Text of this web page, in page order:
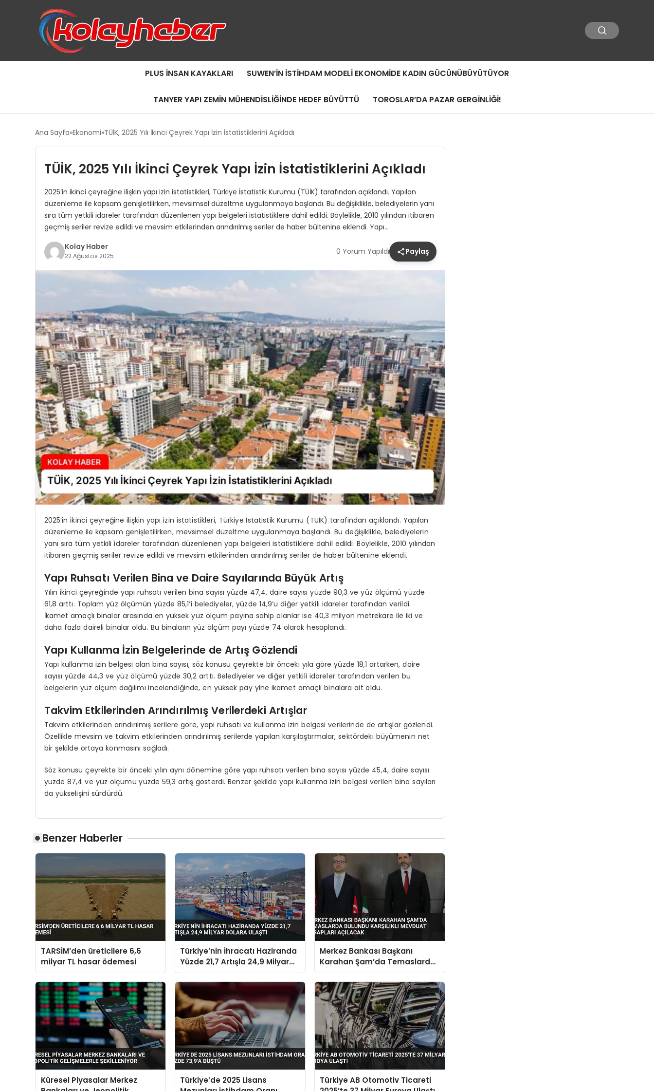
PLUS İNSAN KAYAKLARI SUWEN’IN İSTIHDAM MODELI EKONOMIDE KADIN GÜCÜNÜBÜYÜTÜYOR
TANYER YAPI ZEMIN MÜHENDISLIĞINDE HEDEF BÜYÜTTÜ TOROSLAR’DA PAZAR GERGİNLİĞİ!
Ana Sayfa Ekonomi TÜİK, 2025 Yılı İkinci Çeyrek Yapı İzin İstatistiklerini Açıkladı
TÜİK, 2025 Yılı İkinci Çeyrek Yapı İzin İstatistiklerini Açıkladı
2025’in ikinci çeyreğine ilişkin yapı izin istatistikleri, Türkiye İstatistik Kurumu (TÜİK) tarafından açıklandı. Yapılan
düzenleme ile kapsam genişletilirken, mevsimsel düzeltme uygulanmaya başlandı. Bu değişiklikle, belediyelerin yanı
sıra tüm yetkili idareler tarafından düzenlenen yapı belgeleri istatistiklere dahil edildi. Böylelikle, 2010 yılından itibaren
geçmiş seriler revize edildi ve mevsim etkilerinden arındırılmış seriler de haber bültenine eklendi. Yapı…
Kolay Haber
22 Ağustos 2025 0 Yorum Yapıldı Paylaş
2025’in ikinci çeyreğine ilişkin yapı izin istatistikleri, Türkiye İstatistik Kurumu (TÜİK) tarafından açıklandı. Yapılan
düzenleme ile kapsam genişletilirken, mevsimsel düzeltme uygulanmaya başlandı. Bu değişiklikle, belediyelerin
yanı sıra tüm yetkili idareler tarafından düzenlenen yapı belgeleri istatistiklere dahil edildi. Böylelikle, 2010 yılından
itibaren geçmiş seriler revize edildi ve mevsim etkilerinden arındırılmış seriler de haber bültenine eklendi.
Yapı Ruhsatı Verilen Bina ve Daire Sayılarında Büyük Artış
Yılın ikinci çeyreğinde yapı ruhsatı verilen bina sayısı yüzde 47,4, daire sayısı yüzde 90,3 ve yüz ölçümü yüzde
61,8 arttı. Toplam yüz ölçümün yüzde 85,1’i belediyeler, yüzde 14,9’u diğer yetkili idareler tarafından verildi.
İkamet amaçlı binalar arasında en yüksek yüz ölçüm payına sahip olanlar ise 40,3 milyon metrekare ile iki ve
daha fazla daireli binalar oldu. Bu binaların yüz ölçüm payı yüzde 74 olarak hesaplandı.
Yapı Kullanma İzin Belgelerinde de Artış Gözlendi
Yapı kullanma izin belgesi alan bina sayısı, söz konusu çeyrekte bir önceki yıla göre yüzde 18,1 artarken, daire
sayısı yüzde 44,3 ve yüz ölçümü yüzde 30,2 arttı. Belediyeler ve diğer yetkili idareler tarafından verilen bu
belgelerin yüz ölçüm dağılımı incelendiğinde, en yüksek pay yine ikamet amaçlı binalara ait oldu.
Takvim Etkilerinden Arındırılmış Verilerdeki Artışlar
Takvim etkilerinden arındırılmış serilere göre, yapı ruhsatı ve kullanma izin belgesi verilerinde de artışlar gözlendi.
Özellikle mevsim ve takvim etkilerinden arındırılmış serilerde yapılan karşılaştırmalar, sektördeki büyümenin net
bir şekilde ortaya konmasını sağladı.
Söz konusu çeyrekte bir önceki yılın aynı dönemine göre yapı ruhsatı verilen bina sayısı yüzde 45,4, daire sayısı
yüzde 87,4 ve yüz ölçümü yüzde 59,3 artış gösterdi. Benzer şekilde yapı kullanma izin belgesi verilen bina sayıları
da yükselişini sürdürdü.
Benzer Haberler
TARSİM’den üreticilere 6,6
milyar TL hasar ödemesi
Türkiye’nin İhracatı Haziranda
Yüzde 21,7 Artışla 24,9 Milyar
Dolara Ulaştı
Merkez Bankası Başkanı
Karahan Şam’da Temaslarda
Bulundu Karşılıklı Mevduat
Hesapları Açılacak
Küresel Piyasalar Merkez
Türkiye’de 2025 Lisans
Türkiye AB Otomotiv Ticareti